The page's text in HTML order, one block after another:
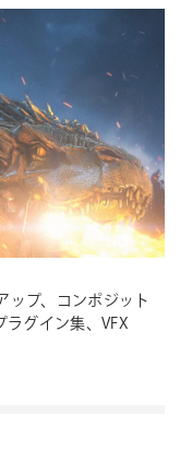
ップ、コンポジット
グイン集、VFX